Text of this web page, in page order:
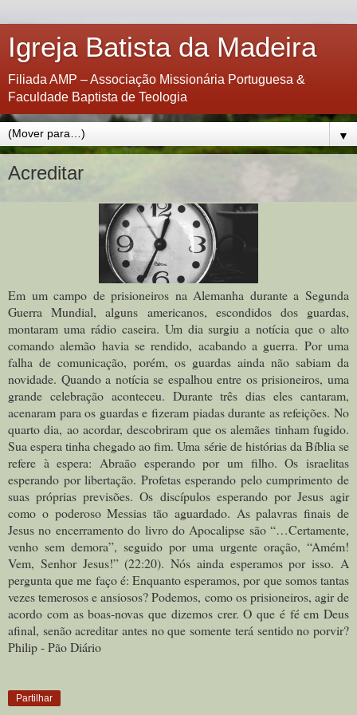
Igreja Batista da Madeira
Filiada AMP – Associação Missionária Portuguesa &
Faculdade Baptista de Teologia
▼
Acreditar
Em um campo de prisioneiros na Alemanha durante a Segunda
Guerra Mundial, alguns americanos, escondidos dos guardas,
montaram uma rádio caseira. Um dia surgiu a notícia que o alto
comando alemão havia se rendido, acabando a guerra. Por uma
falha de comunicação, porém, os guardas ainda não sabiam da
novidade. Quando a notícia se espalhou entre os prisioneiros, uma
grande celebração aconteceu. Durante três dias eles cantaram,
acenaram para os guardas e fizeram piadas durante as refeições. No
quarto dia, ao acordar, descobriram que os alemães tinham fugido.
Sua espera tinha chegado ao fim. Uma série de histórias da Bíblia se
refere à espera: Abraão esperando por um filho. Os israelitas
esperando por libertação. Profetas esperando pelo cumprimento de
suas próprias previsões. Os discípulos esperando por Jesus agir
como o poderoso Messias tão aguardado. As palavras finais de
Jesus no encerramento do livro do Apocalipse são “…Certamente,
venho sem demora”, seguido por uma urgente oração, “Amém!
Vem, Senhor Jesus!” (22:20). Nós ainda esperamos por isso. A
pergunta que me faço é: Enquanto esperamos, por que somos tantas
vezes temerosos e ansiosos? Podemos, como os prisioneiros, agir de
acordo com as boas-novas que dizemos crer. O que é fé em Deus
afinal, senão acreditar antes no que somente terá sentido no porvir?
Philip - Pão Diário
Partilhar